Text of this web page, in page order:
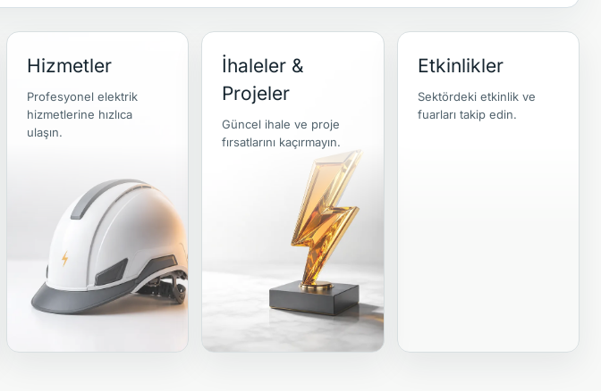
Hizmetler
Profesyonel elektrik
hizmetlerine hızlıca
ulaşın.
İhaleler &
Projeler
Güncel ihale ve proje
fırsatlarını kaçırmayın.
Etkinlikler
Sektördeki etkinlik ve
fuarları takip edin.